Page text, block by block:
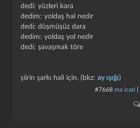
dedi: yüzleri kara
dedim: yoldaş hal nedir
dedi: düşmüşüz dara
dedim: yoldaş yol nedir
dedi: şavaşmak töre
şiirin şarkı hali için, (bkz: ay ışığı)
#7668 ma icari